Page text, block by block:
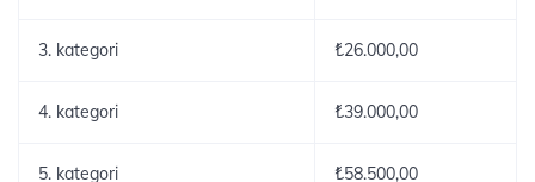
3. kategori ₺26.000,00
4. kategori ₺39.000,00
5. kategori ₺58.500,00​